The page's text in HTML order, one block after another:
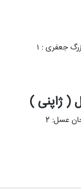
مواد لازم: گوشت چرخ کرده : ۵۰۰ گرم پیاز : ۱ عدد بزرگ جعفری : ۱
مواد لازم: آب پرتقال: 1/4 فنجان سس سویا: 1/3 فنجان عسل: 2